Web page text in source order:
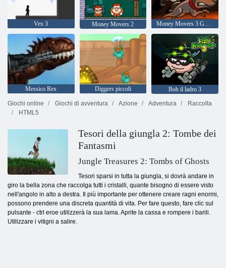
Vex 3 Money Movers 2 Money Movers 3 Guard Duty
Messico Rex Diggers piccoli
Bob il ladro 3
Giochi online
Giochi di avventura Azione Adventura
Raccolta
HTML5
Tesori della giungla 2: Tombe dei
Fantasmi
Jungle Treasures 2: Tombs of Ghosts
Tesori sparsi in tutta la giungla, si dovrà andare in
giro la bella zona che raccolga tutti i cristalli, quante bisogno di essere visto
nell'angolo in alto a destra. Il più importante per ottenere creare ragni enormi,
possono prendere una discreta quantità di vita. Per fare questo, fare clic sul
pulsante - ctrl eroe utilizzerà la sua lama. Aprite la cassa e rompere i barili.
Utilizzare i vitigni a salire.